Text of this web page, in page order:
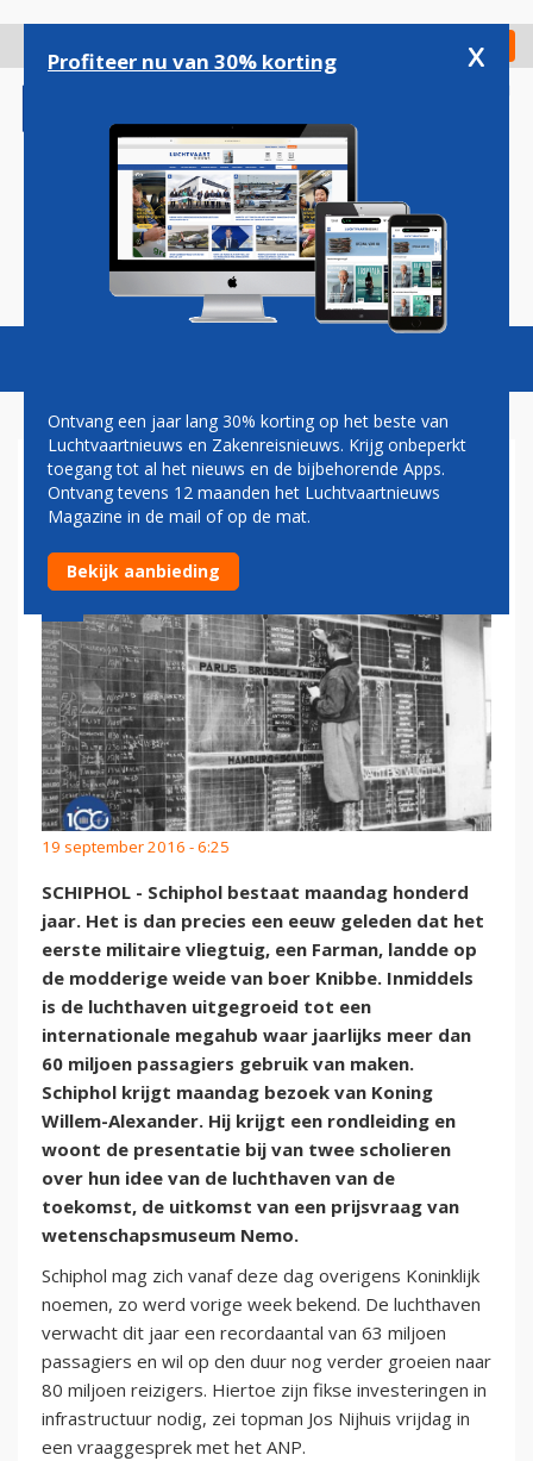
gaan
Check in
Magazine Podcasts Vacatures
SCHIPHOL VANDAAG 100
JAAR OUD
19 september 2016 - 6:25
SCHIPHOL - Schiphol bestaat maandag honderd
jaar. Het is dan precies een eeuw geleden dat het
eerste militaire vliegtuig, een Farman, landde op
de modderige weide van boer Knibbe. Inmiddels
is de luchthaven uitgegroeid tot een
internationale megahub waar jaarlijks meer dan
60 miljoen passagiers gebruik van maken.
Schiphol krijgt maandag bezoek van Koning
Willem-Alexander. Hij krijgt een rondleiding en
woont de presentatie bij van twee scholieren
over hun idee van de luchthaven van de
toekomst, de uitkomst van een prijsvraag van
wetenschapsmuseum Nemo.
Schiphol mag zich vanaf deze dag overigens Koninklijk
noemen, zo werd vorige week bekend. De luchthaven
verwacht dit jaar een recordaantal van 63 miljoen
passagiers en wil op den duur nog verder groeien naar
80 miljoen reizigers. Hiertoe zijn fikse investeringen in
infrastructuur nodig, zei topman Jos Nijhuis vrijdag in
een vraaggesprek met het ANP.
Profiteer nu van 30% korting x
Ontvang een jaar lang 30% korting op het beste van
Luchtvaartnieuws en Zakenreisnieuws. Krijg onbeperkt
toegang tot al het nieuws en de bijbehorende Apps.
Ontvang tevens 12 maanden het Luchtvaartnieuws
Magazine in de mail of op de mat.
Bekijk aanbieding